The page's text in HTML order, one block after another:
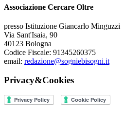
Associazione Cercare Oltre
presso Istituzione Giancarlo Minguzzi
Via Sant'Isaia, 90
40123 Bologna
Codice Fiscale: 91345260375
email: redazione@sogniebisogni.it
Privacy&Cookies